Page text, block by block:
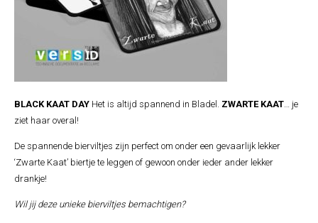
BLACK KAAT DAYHet is altijd spannend in Bladel. ZWARTE KAAT… je
ziet haar overal!
De spannende bierviltjes zijn perfect om onder een gevaarlijk lekker
‘Zwarte Kaat’ biertje te leggen of gewoon onder ieder ander lekker
drankje!
Wil jij deze unieke bierviltjes bemachtigen?